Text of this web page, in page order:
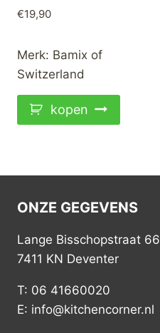
€19,90
Merk: Bamix of
Switzerland
kopen
ONZE GEGEVENS
Lange Bisschopstraat 66
7411 KN Deventer
T: 06 41660020
E: info@kitchencorner.nl